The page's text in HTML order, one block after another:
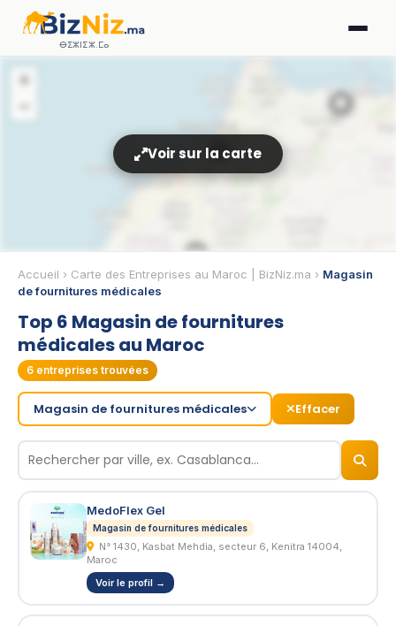
ⴱⵉⵣⵏⵉⵣ.ⵎⴰ
Accueil › Carte des Entreprises au Maroc | BizNiz.ma › Magasin
de fournitures médicales
Top 6 Magasin de fournitures
médicales au Maroc
6 entreprises trouvées
Magasin de fournitures médicales Effacer
MedoFlex Gel
Magasin de fournitures médicales
Maroc
Voir le profil →
🏢
🏢
4
+
−
© 2026BizNiz.ma
Voir sur la carte